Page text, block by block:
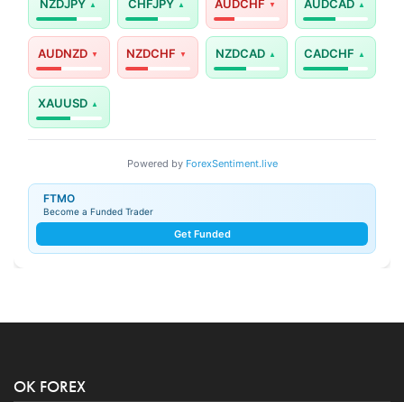
NZDJPY CHFJPY AUDCHF AUDCAD
AUDNZD NZDCHF NZDCAD CADCHF
XAUUSD
Powered by ForexSentiment.live
FTMO
Become a Funded Trader
Get Funded
OK FOREX